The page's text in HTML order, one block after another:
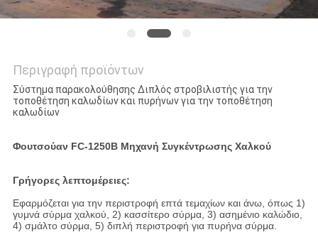
Περιγραφή προϊόντων
Σύστημα παρακολούθησης Διπλός στροβιλιστής για την
τοποθέτηση καλωδίων και πυρήνων για την τοποθέτηση
καλωδίων
Φουτσούαν FC-1250B Μηχανή Συγκέντρωσης Χαλκού
Γρήγορες λεπτομέρειες:
Εφαρμόζεται για την περιστροφή επτά τεμαχίων και άνω, όπως 1)
γυμνά σύρμα χαλκού, 2) κασσίτερο σύρμα, 3) ασημένιο καλώδιο,
4) σμάλτο σύρμα, 5) διπλή περιστροφή για πυρήνα σύρμα.